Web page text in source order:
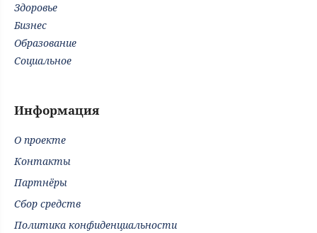
Здоровье
Бизнес
Образование
Социальное
Информация
О проекте
Контакты
Партнёры
Сбор средств
Политика конфиденциальности